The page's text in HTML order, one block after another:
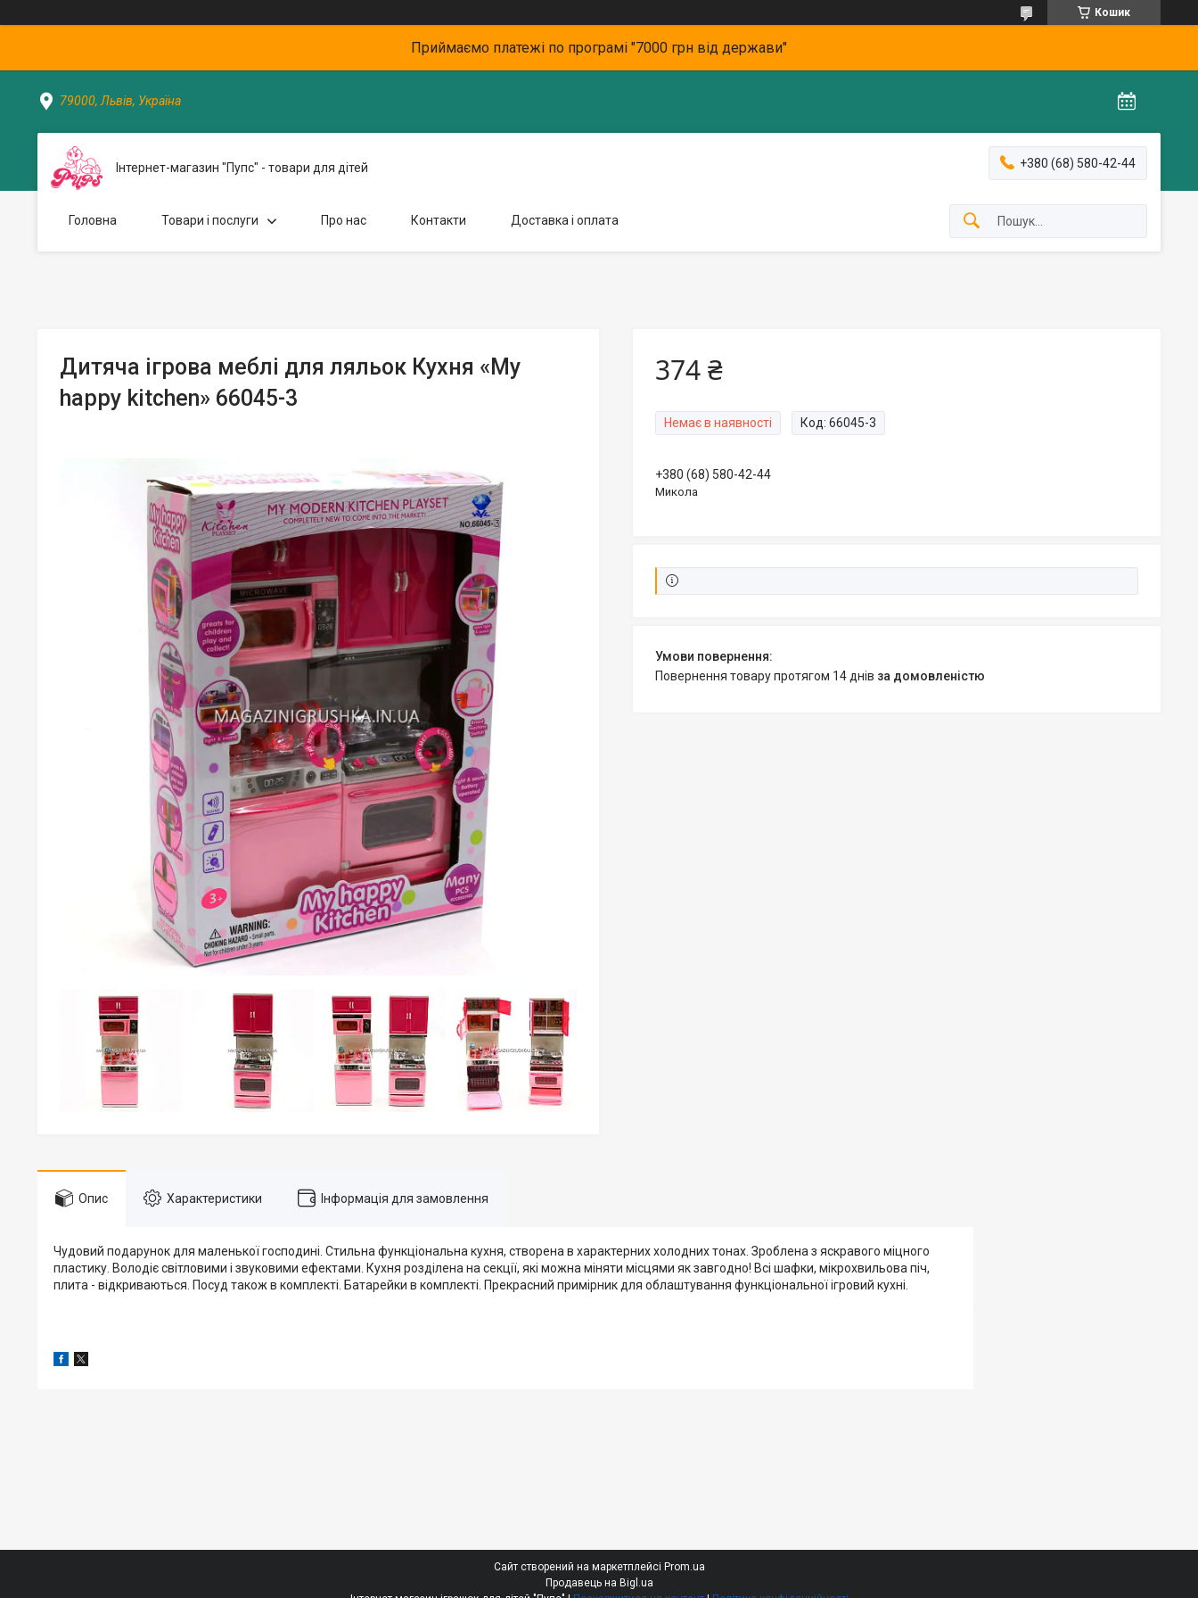
Кошик
Приймаємо платежі по програмі "7000 грн від держави"
79000, Львів, Україна
Інтернет-магазин "Пупс" - товари для дітей +380 (68) 580-42-44
Головна Товари і послуги Про нас Контакти Доставка і оплата
Дитяча ігрова меблі для ляльок Кухня «My
happy kitchen» 66045-3
374 ₴
Немає в наявності Код: 66045-3
+380 (68) 580-42-44
Микола
повернення товару протягом 14 днів за домовленістю
Опис Характеристики Інформація для замовлення
Чудовий подарунок для маленької господині. Стильна функціональна кухня, створена в характерних холодних тонах. Зроблена з яскравого міцного
пластику. Володіє світловими і звуковими ефектами. Кухня розділена на секції, які можна міняти місцями як завгодно! Всі шафки, мікрохвильова піч,
плита - відкриваються. Посуд також в комплекті. Батарейки в комплекті. Прекрасний примірник для облаштування функціональної ігровий кухні.
Сайт створений на маркетплейсі Prom.ua
Продавець на Bigl.ua